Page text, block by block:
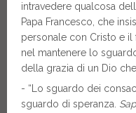
intravedere qualcosa
Papa Francesco, che
personale con Cristo e il
nel mantenere lo
della grazia di un Dio
- “Lo sguardo dei
sguardo di speranza.